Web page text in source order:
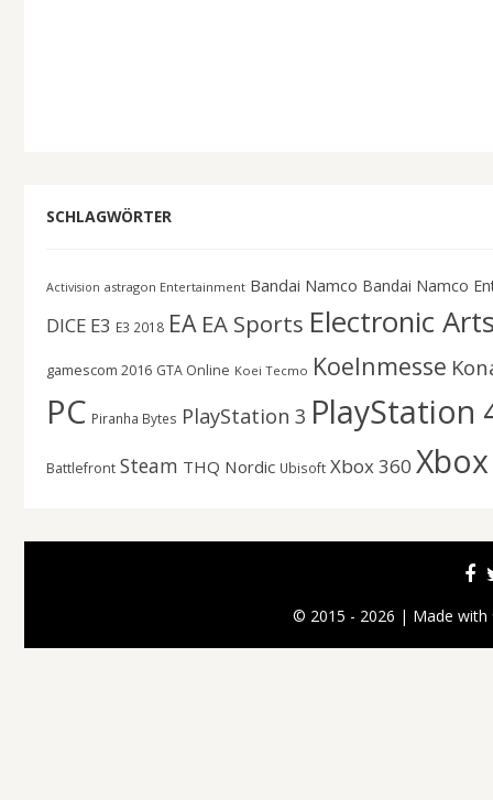
SCHLAGWÖRTER
Activision astragon Entertainment Bandai Namco Bandai Namco
DICE E3 E3 2018 EA EA Sports Electronic
gamescom 2016 GTA Online Koei Tecmo Koelnmesse
PC Piranha Bytes PlayStation 3 PlayStation
Battlefront Steam THQ Nordic Ubisoft Xbox 360
© 2015 - 2026 | Made